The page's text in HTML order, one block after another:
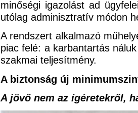
minőségi igazolást ad
utólag adminisztratív módon
A rendszert alkalmazó
piac felé: a karbantartás
szakmai teljesítmény.
A biztonság új
A jövő nem az ígéretekről,